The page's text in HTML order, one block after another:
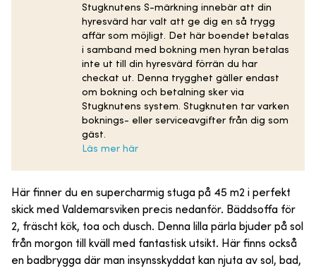
Stugknutens S-märkning innebär att din
hyresvärd har valt att ge dig en så trygg
affär som möjligt. Det här boendet betalas
i samband med bokning men hyran betalas
inte ut till din hyresvärd förrän du har
checkat ut. Denna trygghet gäller endast
om bokning och betalning sker via
Stugknutens system. Stugknuten tar varken
boknings- eller serviceavgifter från dig som
gäst.
Läs mer här
Här finner du en supercharmig stuga på 45 m2 i perfekt
skick med Valdemarsviken precis nedanför. Bäddsoffa för
2, fräscht kök, toa och dusch. Denna lilla pärla bjuder på sol
från morgon till kväll med fantastisk utsikt. Här finns också
en badbrygga där man insynsskyddat kan njuta av sol, bad,